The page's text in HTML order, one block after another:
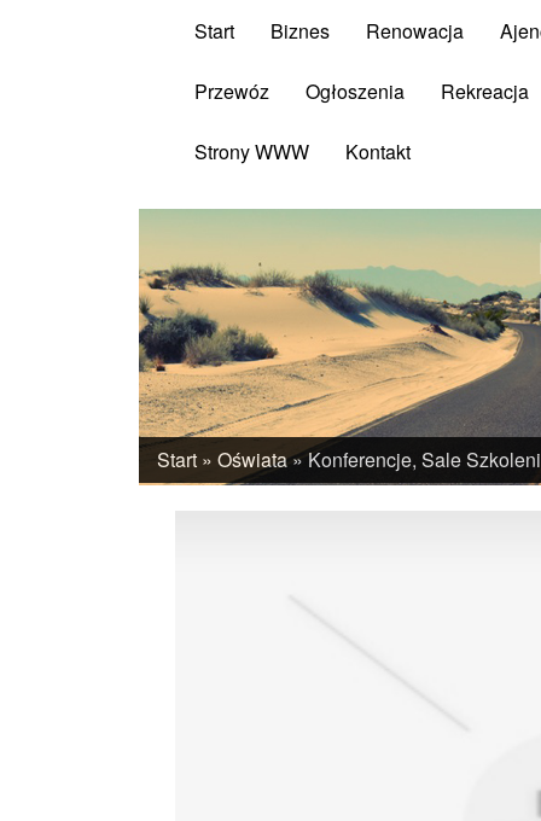
Start Biznes Renowacja
Przewóz Ogłoszenia Rekreacja
Strony WWW Kontakt
Start » Oświata»Konferencje, Sale